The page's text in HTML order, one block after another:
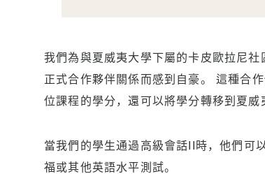
我們為與夏威夷大學下屬的卡皮歐拉尼
正式合作夥伴關係而感到自豪。 這種合
位課程的學分，還可以將學分轉移到夏威
當我們的學生通過高級會話II時，他們可
福或其他英語水平測試。